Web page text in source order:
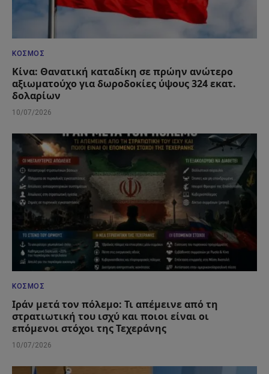
ΚΌΣΜΟΣ
Κίνα: Θανατική καταδίκη σε πρώην ανώτερο
αξιωματούχο για δωροδοκίες ύψους 324 εκατ.
δολαρίων
10/07/2026
ΚΌΣΜΟΣ
Ιράν μετά τον πόλεμο: Τι απέμεινε από τη
στρατιωτική του ισχύ και ποιοι είναι οι
επόμενοι στόχοι της Τεχεράνης
10/07/2026